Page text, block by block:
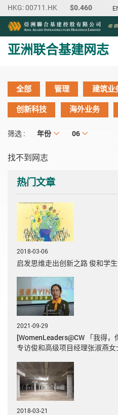
主内容开始
亚洲联合基建网志
全部 管理 建筑业
创新科技
海外业务
筛选 : 年份
年份 月份
06
找不到网志
热门文章
2018-03-06
启发思维走出创新之路 俊和学
2021-09-29
[WomenLeaders@CW 「我得
专访俊和高级项目经理张淑燕女
2018-03-21